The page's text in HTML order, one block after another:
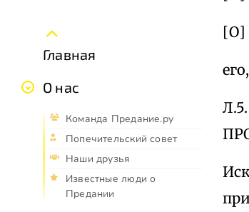
Главная
О нас
Команда Предание.ру
Попечительский совет
Наши друзья
Известные люди о
Предании
[О]